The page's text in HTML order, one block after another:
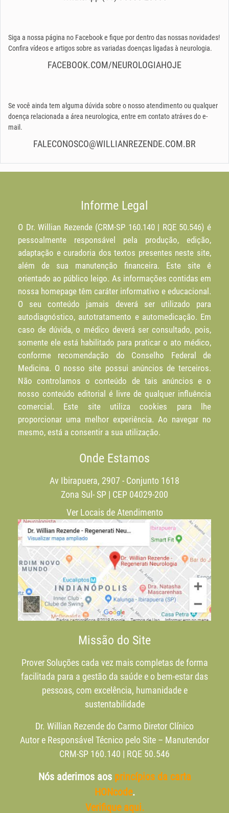
Siga a nossa página no Facebook e fique por dentro das nossas novidades!
Confira vídeos e artigos sobre as variadas doenças ligadas à neurologia.
FACEBOOK.COM/NEUROLOGIAHOJE
Se você ainda tem alguma dúvida sobre o nosso atendimento ou qualquer
doença relacionada a área neurologica, entre em contato atráves do e-
mail.
FALECONOSCO@WILLIANREZENDE.COM.BR
Informe Legal
O Dr. Willian Rezende (CRM-SP 160.140 | RQE 50.546) é
pessoalmente responsável pela produção, edição,
adaptação e curadoria dos textos presentes neste site,
além de sua manutenção financeira. Este site é
orientado ao público leigo. As informações contidas em
nossa homepage têm caráter informativo e educacional.
O seu conteúdo jamais deverá ser utilizado para
autodiagnóstico, autotratamento e automedicação. Em
caso de dúvida, o médico deverá ser consultado, pois,
somente ele está habilitado para praticar o ato médico,
conforme recomendação do Conselho Federal de
Medicina. O nosso site possui anúncios de terceiros.
Não controlamos o conteúdo de tais anúncios e o
nosso conteúdo editorial é livre de qualquer influência
comercial. Este site utiliza cookies para lhe
proporcionar uma melhor experiência. Ao navegar no
mesmo, está a consentir a sua utilização.
Onde Estamos
Av Ibirapuera, 2907 - Conjunto 1618
Zona Sul- SP | CEP 04029-200
Ver Locais de Atendimento
Missão do Site
Prover Soluções cada vez mais completas de forma
facilitada para a gestão da saúde e o bem-estar das
pessoas, com excelência, humanidade e
sustentabilidade
Dr. Willian Rezende do Carmo Diretor Clínico
Autor e Responsável Técnico pelo Site – Manutendor
CRM-SP 160.140 | RQE 50.546
Nós aderimos aos princípios da carta
HONcode.
Verifique aqui.